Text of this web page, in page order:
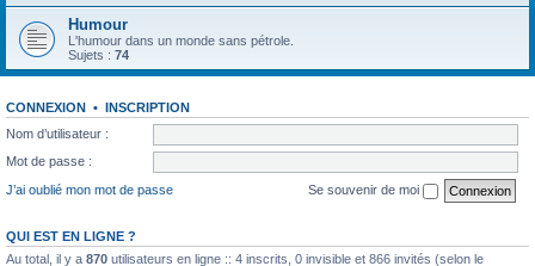
Humour
L'humour dans un monde sans pétrole.
Sujets : 74
CONNEXION • INSCRIPTION
Nom d’utilisateur :
Mot de passe :
J’ai oublié mon mot de passe
Se souvenir de moi
QUI EST EN LIGNE ?
Au total, il y a 870 utilisateurs en ligne :: 4 inscrits, 0 invisible et 866 invités (selon le